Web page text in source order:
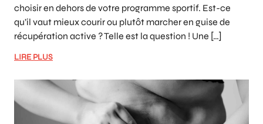
choisir en dehors de votre programme sportif. Est-ce
qu’il vaut mieux courir ou plutôt marcher en guise de
récupération active ? Telle est la question ! Une […]
LIRE PLUS